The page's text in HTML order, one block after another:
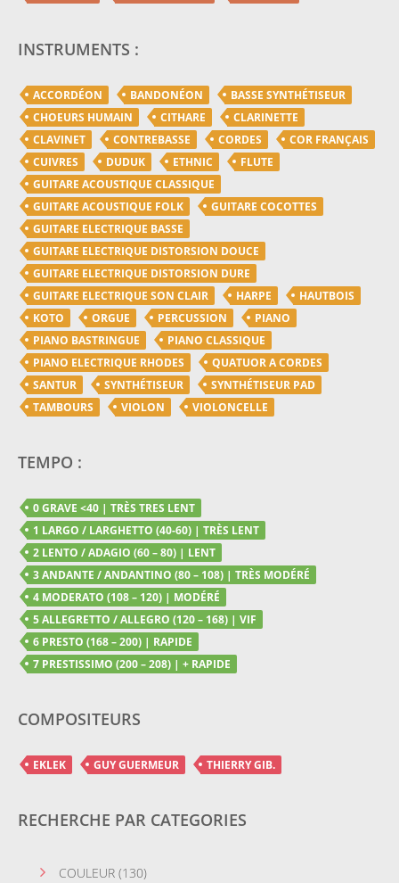
INSTRUMENTS :
ACCORDÉON BANDONÉON
BASSE SYNTHÉTISEUR
CHOEURS HUMAIN
CITHARE
CLARINETTE
CLAVINET
CONTREBASSE CORDES
COR FRANÇAIS
CUIVRES
DUDUK ETHNIC
FLUTE
GUITARE ACOUSTIQUE CLASSIQUE
GUITARE ACOUSTIQUE FOLK
GUITARE COCOTTES
GUITARE ELECTRIQUE BASSE
GUITARE ELECTRIQUE DISTORSION DOUCE
GUITARE ELECTRIQUE DISTORSION DURE
GUITARE ELECTRIQUE SON CLAIR
HARPE
HAUTBOIS
KOTO
ORGUE PERCUSSION
PIANO
PIANO BASTRINGUE
PIANO CLASSIQUE
PIANO ELECTRIQUE RHODES
QUATUOR A CORDES
SANTUR
SYNTHÉTISEUR
SYNTHÉTISEUR PAD
TAMBOURS
VIOLON VIOLONCELLE
TEMPO :
0 GRAVE <40 | TRÈS TRES LENT
1 LARGO / LARGHETTO (40-60) | TRÈS LENT
2 LENTO / ADAGIO (60 – 80) | LENT
3 ANDANTE / ANDANTINO (80 – 108) | TRÈS MODÉRÉ
4 MODERATO (108 – 120) | MODÉRÉ
5 ALLEGRETTO / ALLEGRO (120 – 168) | VIF
6 PRESTO (168 – 200) | RAPIDE
7 PRESTISSIMO (200 – 208) | + RAPIDE
COMPOSITEURS
EKLEK GUY GUERMEUR THIERRY GIB.
RECHERCHE PAR CATEGORIES
COULEUR (130)